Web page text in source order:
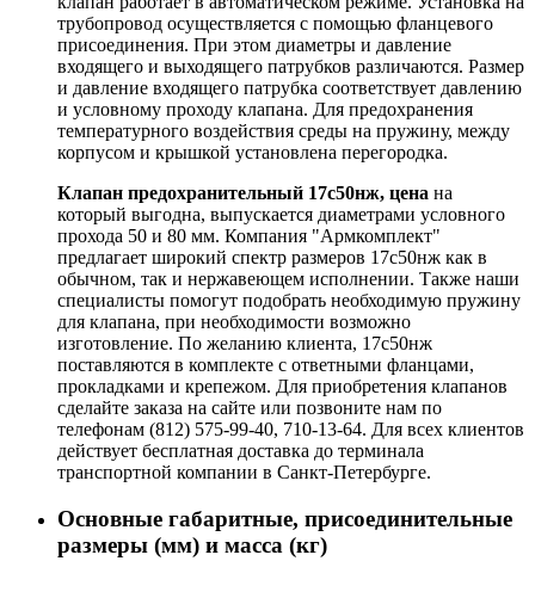
трубопровод осуществляется с помощью фланцевого
присоединения. При этом диаметры и давление
входящего и выходящего патрубков различаются. Размер
и давление входящего патрубка соответствует давлению
и условному проходу клапана. Для предохранения
температурного воздействия среды на пружину, между
корпусом и крышкой установлена перегородка.
Клапан предохранительный 17с50нж, цена на
который выгодна, выпускается диаметрами условного
прохода 50 и 80 мм. Компания "Армкомплект"
предлагает широкий спектр размеров 17с50нж как в
обычном, так и нержавеющем исполнении. Также наши
специалисты помогут подобрать необходимую пружину
для клапана, при необходимости возможно
изготовление. По желанию клиента, 17с50нж
поставляются в комплекте с ответными фланцами,
прокладками и крепежом. Для приобретения клапанов
сделайте заказа на сайте или позвоните нам по
телефонам (812) 575-99-40, 710-13-64. Для всех клиентов
действует бесплатная доставка до терминала
транспортной компании в Санкт-Петербурге.
Основные габаритные, присоединительные
размеры (мм) и масса (кг)